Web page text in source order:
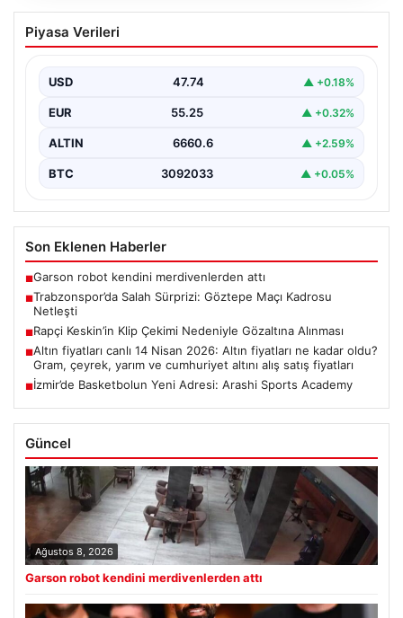
Trabzonspor’da Salah Sürprizi: Göztepe
Maçı Kadrosu Netleşti
sahaya çıkacak oyuncuları açıkladı. Bu önemli mücadele,
uzun…
Piyasa Verileri
USD 47.74 ▲ +0.18%
EUR 55.25 ▲ +0.32%
ALTIN 6660.6 ▲ +2.59%
BTC 3092033 ▲ +0.05%
Son Eklenen Haberler
■Garson robot kendini merdivenlerden attı
■Trabzonspor’da Salah Sürprizi: Göztepe Maçı Kadrosu
Netleşti
■Rapçi Keskin’in Klip Çekimi Nedeniyle Gözaltına Alınması
■Altın fiyatları canlı 14 Nisan 2026: Altın fiyatları ne kadar oldu?
Gram, çeyrek, yarım ve cumhuriyet altını alış satış fiyatları
■İzmir’de Basketbolun Yeni Adresi: Arashi Sports Academy
Güncel
Ağustos 8, 2026
Garson robot kendini merdivenlerden attı